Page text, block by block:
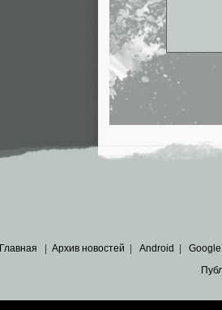
Главная Архив новостей Android Google